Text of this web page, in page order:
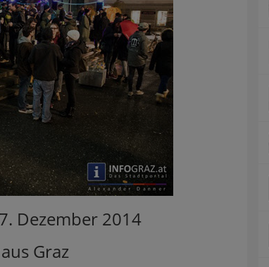
7. Dezember 2014
Graz